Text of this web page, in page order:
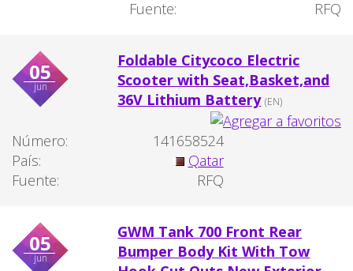
Fuente: RFQ
05
jun
Foldable Citycoco Electric
Scooter with Seat,Basket,and
36V Lithium Battery (EN)
Número:
141658524
País:
Qatar
Fuente:
RFQ
05
jun
GWM Tank 700 Front Rear
Bumper Body Kit With Tow